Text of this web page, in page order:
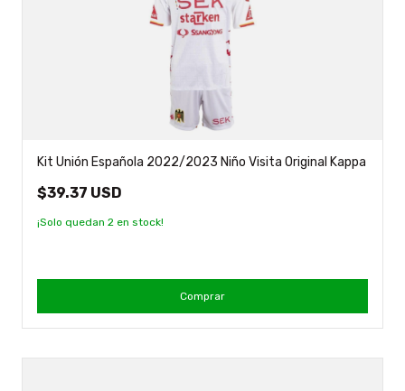
Kit Unión Española 2022/2023 Niño Visita Original Kappa
$39.37 USD
¡Solo quedan 2 en stock!
Comprar